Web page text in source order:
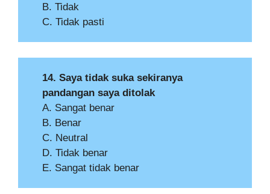
B. Tidak
C. Tidak pasti
14. Saya tidak suka sekiranya
pandangan saya ditolak
A. Sangat benar
B. Benar
C. Neutral
D. Tidak benar
E. Sangat tidak benar